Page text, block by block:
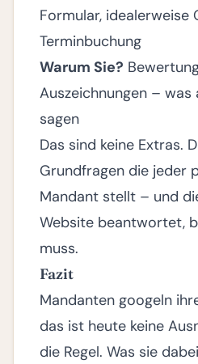
Formular, idealerweise
Terminbuchung
Warum Sie?
Auszeichnungen – was
sagen
Das sind keine Extras.
Grundfragen die jeder
Mandant stellt – und
Website beantwortet,
muss.
Fazit
Mandanten googeln
das ist heute keine
die Regel. Was sie